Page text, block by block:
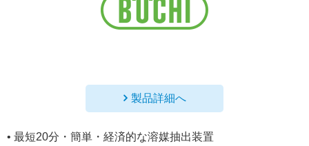
製品詳細へ
• 最短20分・簡単・経済的な溶媒抽出装置